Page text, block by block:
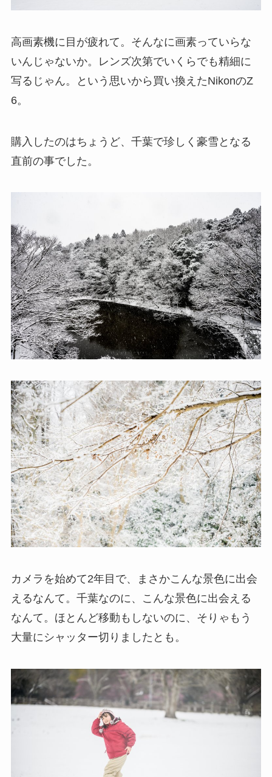
高画素機に目が疲れて。そんなに画素っていらな
いんじゃないか。レンズ次第でいくらでも精細に
写るじゃん。という思いから買い換えたNikonのZ
6。
購入したのはちょうど、千葉で珍しく豪雪となる
直前の事でした。
カメラを始めて2年目で、まさかこんな景色に出会
えるなんて。千葉なのに、こんな景色に出会える
なんて。ほとんど移動もしないのに、そりゃもう
大量にシャッター切りましたとも。